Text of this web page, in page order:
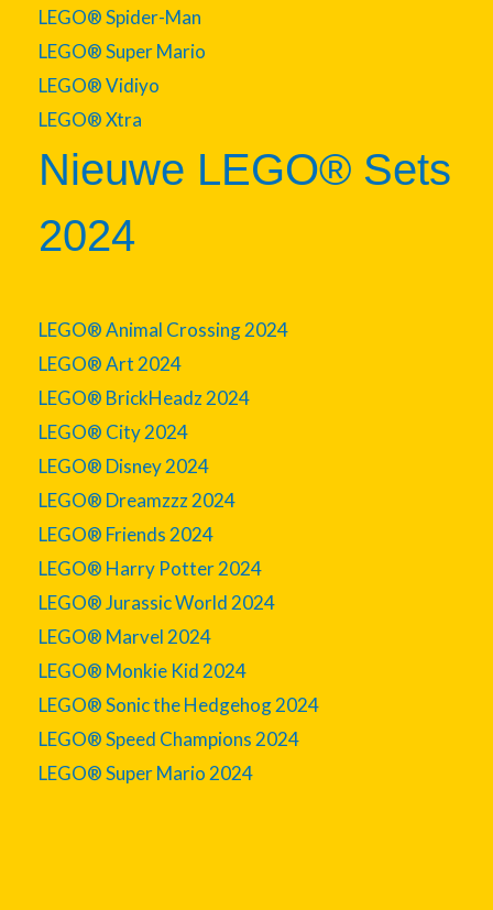
LEGO® Spider-Man
LEGO® Super Mario
LEGO® Vidiyo
LEGO® Xtra
Nieuwe LEGO® Sets
2024
LEGO® Animal Crossing 2024
LEGO® Art 2024
LEGO® BrickHeadz 2024
LEGO® City 2024
LEGO® Disney 2024
LEGO® Dreamzzz 2024
LEGO® Friends 2024
LEGO® Harry Potter 2024
LEGO® Jurassic World 2024
LEGO® Marvel 2024
LEGO® Monkie Kid 2024
LEGO® Sonic the Hedgehog 2024
LEGO® Speed Champions 2024
LEGO® Super Mario 2024